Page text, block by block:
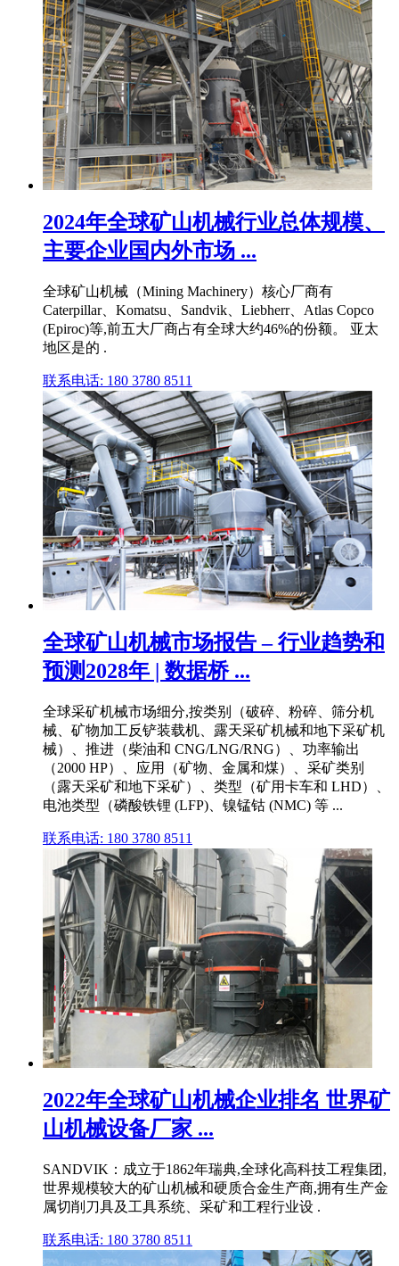
2024年全球矿山机械行业总体规模、
主要企业国内外市场 ...
全球矿山机械（Mining Machinery）核心厂商有
Caterpillar、Komatsu、Sandvik、Liebherr、Atlas Copco
(Epiroc)等,前五大厂商占有全球大约46%的份额。 亚太
地区是的 .
联系电话: 180 3780 8511
全球矿山机械市场报告 – 行业趋势和
预测2028年 | 数据桥 ...
全球采矿机械市场细分,按类别（破碎、粉碎、筛分机
械、矿物加工反铲装载机、露天采矿机械和地下采矿机
械）、推进（柴油和 CNG/LNG/RNG）、功率输出
（2000 HP）、应用（矿物、金属和煤）、采矿类别
（露天采矿和地下采矿）、类型（矿用卡车和 LHD）、
电池类型（磷酸铁锂 (LFP)、镍锰钴 (NMC) 等 ...
联系电话: 180 3780 8511
2022年全球矿山机械企业排名 世界矿
山机械设备厂家 ...
SANDVIK：成立于1862年瑞典,全球化高科技工程集团,
世界规模较大的矿山机械和硬质合金生产商,拥有生产金
属切削刀具及工具系统、采矿和工程行业设 .
联系电话: 180 3780 8511